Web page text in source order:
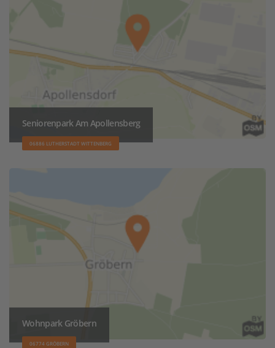
Seniorenpark Am Apollensberg
06886 LUTHERSTADT WITTENBERG
Wohnpark Gröbern
06774 GRÖBERN